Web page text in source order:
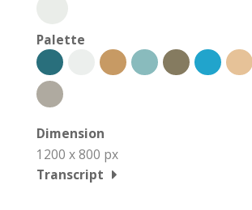
Palette
Dimension
1200 x 800 px
Transcript